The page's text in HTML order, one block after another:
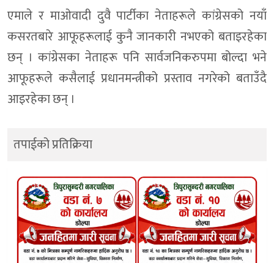
एमाले र माओवादी दुवै पार्टीका नेताहरूले कांग्रेसको नयाँ
कसरतबारे आफूहरूलाई कुनै जानकारी नभएको बताइरहेका
छन् । कांग्रेसका नेताहरू पनि सार्वजनिकरुपमा बोल्दा भने
आफूहरूले कसैलाई प्रधानमन्त्रीको प्रस्ताव नगरेको बताउँदै
आइरहेका छन् ।
तपाईको प्रतिक्रिया